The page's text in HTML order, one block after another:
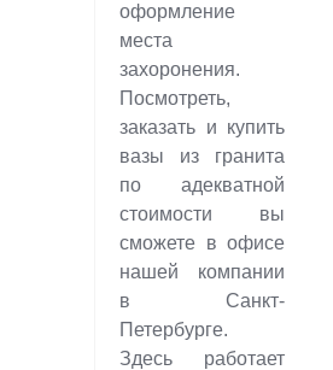
оформление
места
захоронения.
Посмотреть,
заказать и купить
вазы из гранита
по адекватной
стоимости вы
сможете в офисе
нашей компании
в Санкт-
Петербурге.
Здесь работает